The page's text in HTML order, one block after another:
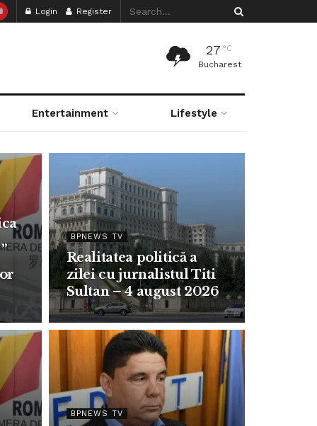
Login Register
27 °C
Bucharest
Entertainment Lifestyle
BPNEWS TV
Realitatea politică a
zilei cu jurnalistul Titi
Sultan – 4 august 2026
BPNEWS TV